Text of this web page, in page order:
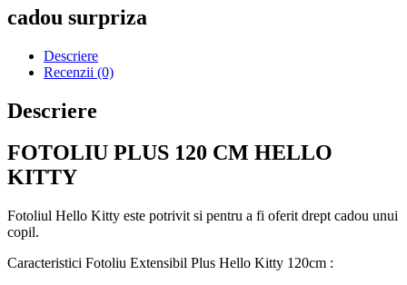
cadou surpriza
Descriere
Recenzii (0)
Descriere
FOTOLIU PLUS 120 CM HELLO
KITTY
Fotoliul Hello Kitty este potrivit si pentru a fi oferit drept cadou unui
copil.
Caracteristici Fotoliu Extensibil Plus Hello Kitty 120cm :